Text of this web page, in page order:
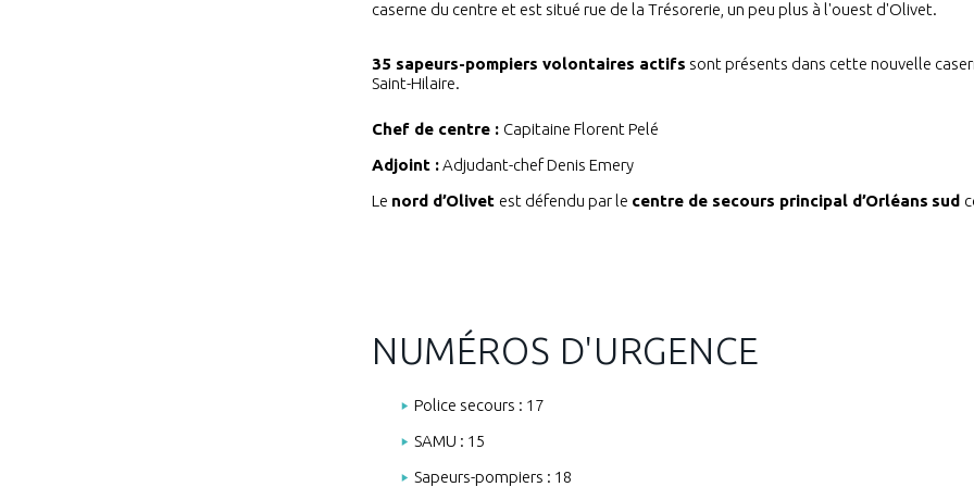
caserne du centre et est situé rue de la Trésorerie, un peu plus à l'ouest d'Olivet.
35 sapeurs-pompiers volontaires actifs sont présents dans cette nouvelle
Saint-Hilaire.
Chef de centre : Capitaine Florent Pelé
Adjoint :Adjudant-chef Denis Emery
Le nord d’Olivet est défendu par le centre de secours principal d’Orléans sud
NUMÉROS D'URGENCE
Police secours : 17
SAMU : 15
Sapeurs-pompiers : 18